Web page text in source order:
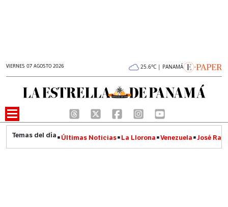
VIERNES 07 AGOSTO 2026 25.6°C | PANAMÁ
Últimas Noticias La Llorona Venezuela José